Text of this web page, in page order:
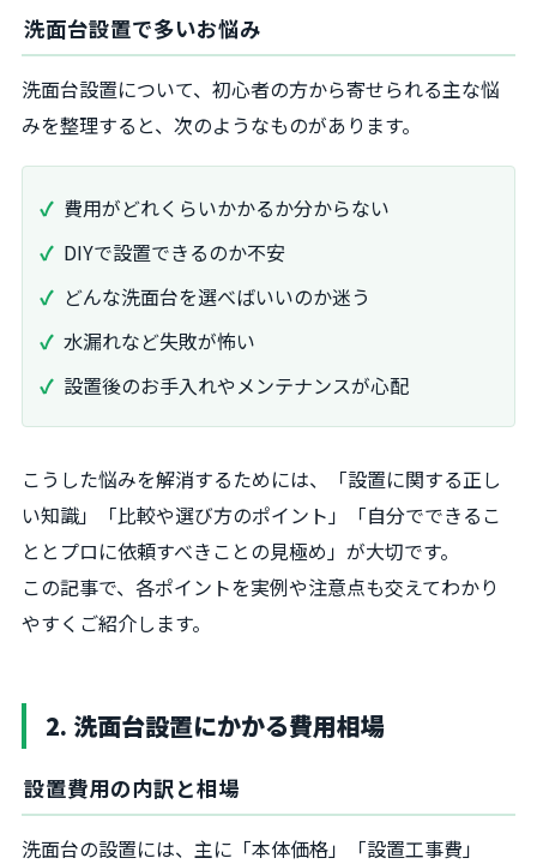
洗面台設置で多いお悩み
洗面台設置について、初心者の方から寄せられる主な悩
みを整理すると、次のようなものがあります。
費用がどれくらいかかるか分からない
DIYで設置できるのか不安
どんな洗面台を選べばいいのか迷う
水漏れなど失敗が怖い
設置後のお手入れやメンテナンスが心配
こうした悩みを解消するためには、「設置に関する正し
い知識」「比較や選び方のポイント」「自分でできるこ
ととプロに依頼すべきことの見極め」が大切です。
この記事で、各ポイントを実例や注意点も交えてわかり
やすくご紹介します。
2. 洗面台設置にかかる費用相場
設置費用の内訳と相場
洗面台の設置には、主に「本体価格」「設置工事費」